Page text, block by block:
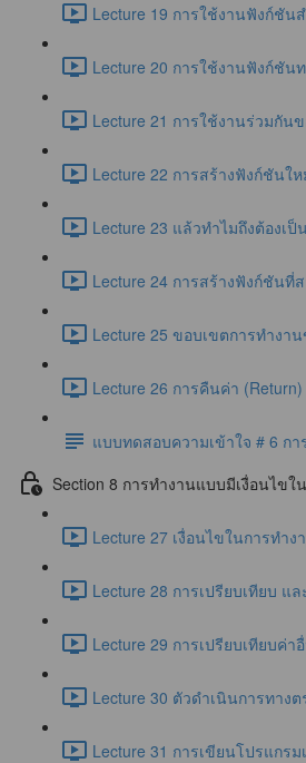
Lecture 19 การใช้งานฟังก์ชัน
Lecture 20 การใช้งานฟังก์ชั
Lecture 21 การใช้งานร่วมกัน
Lecture 22 การสร้างฟังก์ชันใ
Lecture 23 แล้วทำไมถึงต้องเ
Lecture 24 การสร้างฟังก์ชันที่
Lecture 25 ขอบเขตการทำงา
Lecture 26 การคืนค่า
แบบทดสอบความเข้าใจ # 6 ก
Section 8 การทำงานแบบมีเงื่อนไขใ
Lecture 27 เงื่อนไขในการทำ
Lecture 28 การเปรียบเทียบ แ
Lecture 29 การเปรียบเทียบค่
Lecture 30 ตัวดำเนินการทางต
Lecture 31 การเขียนโปรแกร